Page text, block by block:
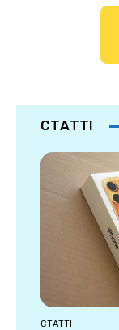
СТАТТІ
СТАТТІ